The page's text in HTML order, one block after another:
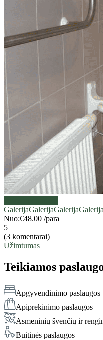
GalerijaGalerijaGalerijaGalerija
Nuo:€48.00 /para
5
(3 komentarai)
Užimtumas
Teikiamos
Apgyvendinimo paslaugos
Apiprekinimo paslaugos
Asmeninių švenčių ir
Buitinės paslaugos